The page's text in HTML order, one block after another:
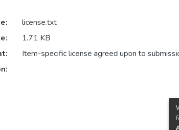
license.txt
1.71 KB
Item-specific license agreed upon to